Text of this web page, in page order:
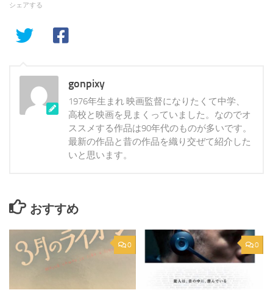
シェアする
gonpixy
1976年生まれ 映画監督になりたくて中学、
高校と映画を見まくっていました。なのでオ
ススメする作品は90年代のものが多いです。
最新の作品と昔の作品を織り交ぜて紹介した
いと思います。
おすすめ
0 0